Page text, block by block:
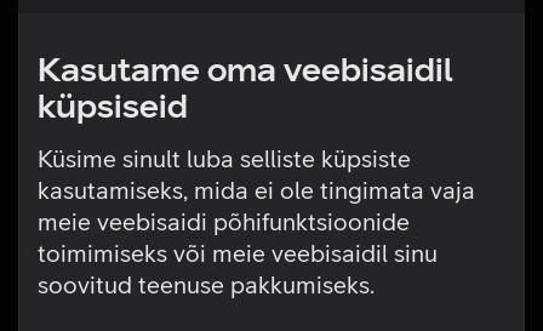
Kasutame oma veebisaidil
küpsiseid
Küsime sinult luba selliste küpsiste
kasutamiseks, mida ei ole tingimata vaja
meie veebisaidi põhifunktsioonide
toimimiseks või meie veebisaidil sinu
soovitud teenuse pakkumiseks.
Tehniline viga